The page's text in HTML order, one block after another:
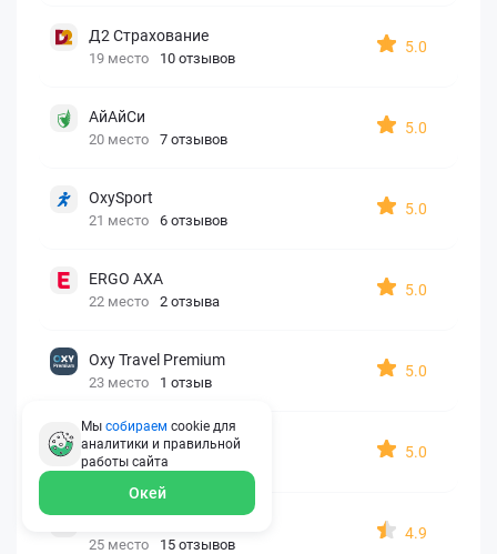
Д2 Страхование
19 место 10 отзывов
5.0
АйАйСи
20 место 7 отзывов
5.0
OxySport
21 место 6 отзывов
5.0
ERGO AXA
22 место 2 отзыва
5.0
Oxy Travel Premium
23 место 1 отзыв
5.0
УралСиб
24 место 1 отзыв
5.0
25 место 15 отзывов
4.9
Мы собираем cookie для
аналитики и правильной
работы сайта
Окей